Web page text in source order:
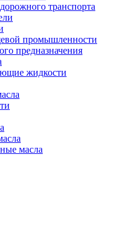
транспорта
промышленности
предназначения
жидкости
масла